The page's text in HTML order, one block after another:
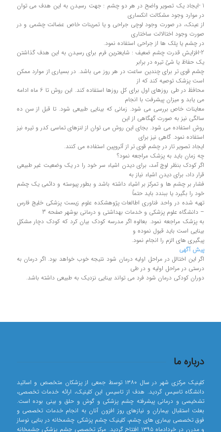
1 -ایجاد یک تصویر واضح در هر دو چشم : جهت رسیدن به این هدف می توان
در موارد وجود مشکالت انکساری
از عینک، در صورت وجود لوچی جراحی و یا تمرینات خاص عضالت چشمی و در
صورت وجود اختالالت ساختاری
در چشم یا پلک ها از جراحی استفاده نمود.
2-افزایش قدرت چشم ضعیف : شایعترین فرم برای رسیدن به این هدف گذاشتن
یک حفاظ یا شئ تیره در برابر
چشم قوی تر برای چندین ساعت در هر روز می باشد. در بسیاری از موارد ممکن
است پزشک توصیه کند که از
محافظ در طی روزهای اول برای کل روزها استفاده کند. این روش تا 6 ماه ادامه
می یابد و میزان پیشرفت با انجام
معاینات خاص بررسی می شود. زمانی که بینایی طبیعی شود. تا قبل از سن ده
سالگی نیز به صورت گهگاهی از این
روش استفاده می شود. بجای این روش می توان از لنزهای تماسی کدر و تیره نیز
استفاده نمود. گاهی نیز برای
ایجاد تصویر تار در چشم قوی تر از آتروپین استفاده می کنند.
چه زمان باید به پزشک مراجعه نمود؟
اگر کودک بنظر لوچ آمد، برای دیدن اشیاء سر خود را در یک وضعیت غیر طبیعی
قرار داد، برای دیدن اشیاء نیاز به
فشار بر چشم ها و تمرکز بر اشیاء داشته باشد و بطور پیوسته و دائمی یک چشم
خود را بگیرد یا ببندد باید حتماً
تهیه شده در واحد فناوری اطالعات پژوهشکده علوم زیست پزشکی خلیج فارس
– دانشگاه علوم پزشکی و خدمات بهداشتی و درمانی بوشهر صفحه 3
به پزشک مراجعه نمود. بعالوه اگر مدرسه کودک بیان کرد که کودک دچار مشکل
بینایی است باید قبول نموده و
پیگیری های الزم را انجام نمود.
پیش آگهی
اگر این اختالل در مراحل اولیه درمان شود نتیجه خوب خواهد بود. اگر درمان به
درستی در مراحل اولیه و در طی
دوران کودکی درمان شود فرد می تواند بینایی نزدیک به طبیعی داشته باشد.
درباره ما
کلینیک مرکزی شهر در سال ۱۳۸۰ توسط جمعی از پزشکان متخصص و اساتید
دانشگاه تاسیس گردید. هدف از تاسیس این کلینیک، ارائه خدمات تخصصی،
تشخیصی و درمانی پیشرفته چشم پزشکی و گوش و حلق و بینی بوده است.
بعلت استقبال بیماران و نیازهای روز افزون آنان به انجام خدمات تخصصی و
فوق تخصصی بیماری های چشم، کلینیک چشم پزشکی چشمخانه در بنایی نوساز
و مدرن در خردادماه ۱۳۹۵ افتتاح گردید. مرکز تخصصی چشم پزشکی چشمخانه